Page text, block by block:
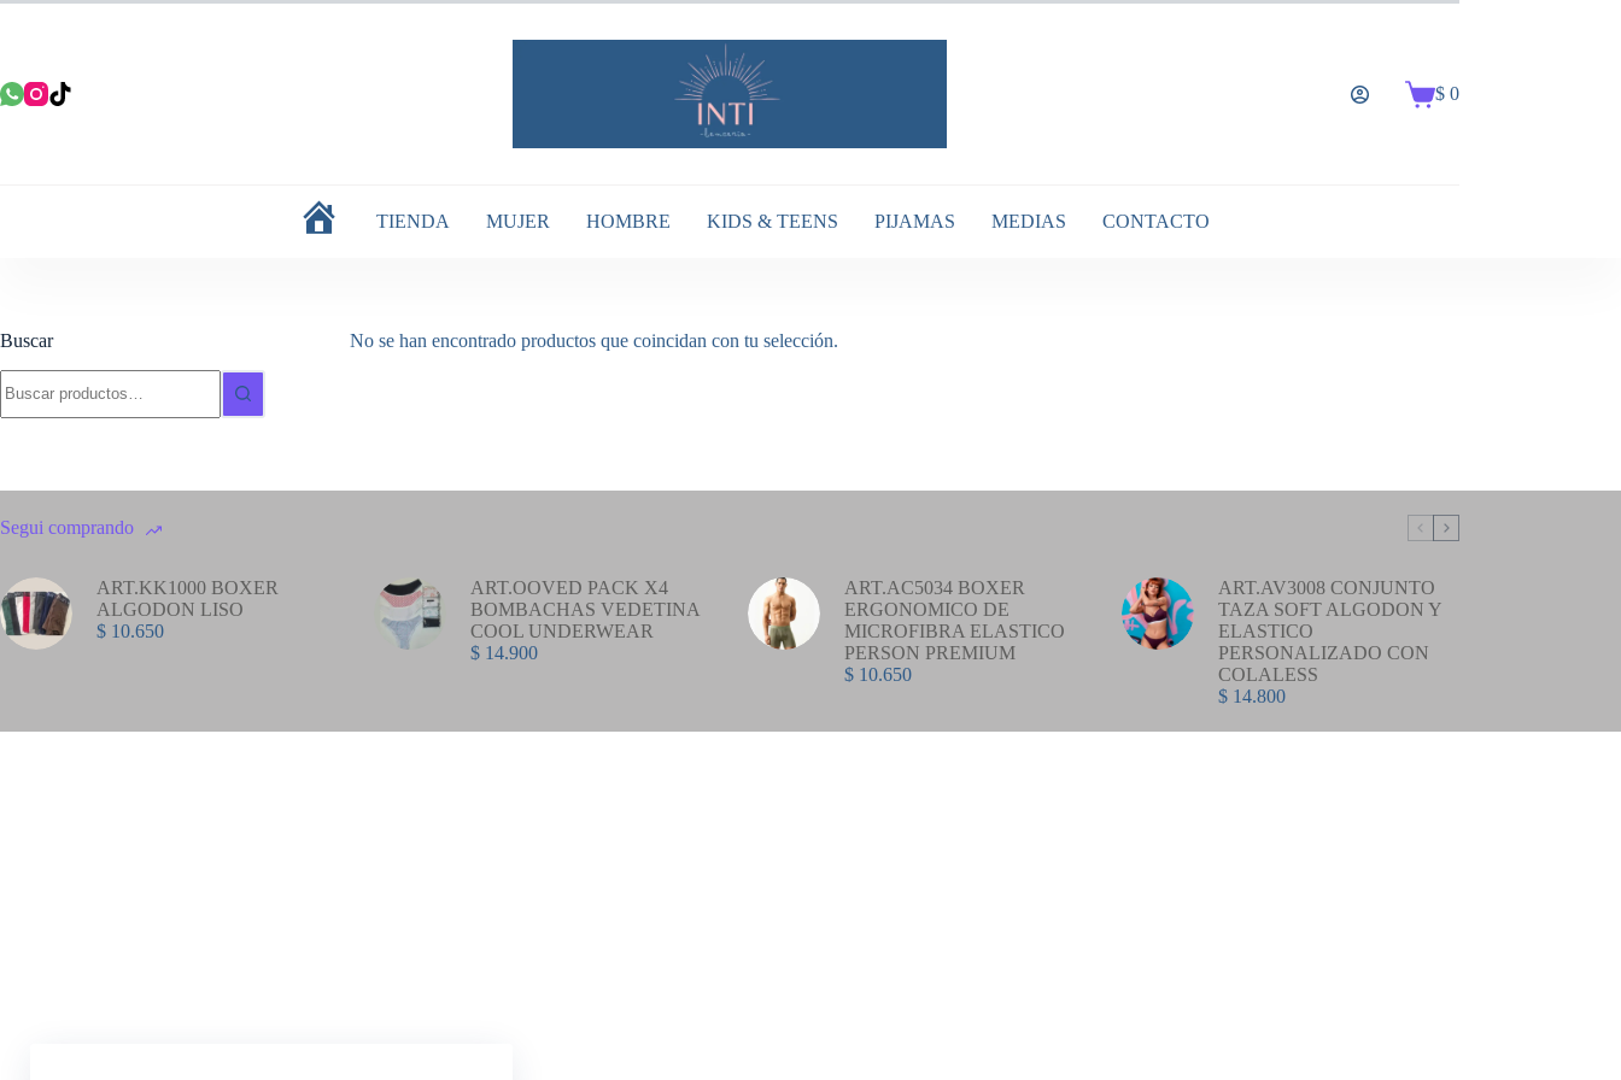
Saltar
Carro
$0
INICIO TIENDA MUJER HOMBRE KIDS & TEENS PIJAMAS MEDIAS CONTACTO
No se han encontrado productos que coincidan con tu selección.
Buscar
Segui comprando
ART.KK1000 BOXER
ALGODON LISO
$ 10.650
ART.OOVED PACK X4
BOMBACHAS VEDETINA
COOL UNDERWEAR
$14.900
ART.AC5034 BOXER
ERGONOMICO DE
MICROFIBRA ELASTICO
PERSON PREMIUM
$10.650
ART.AV3008 CONJUNTO
TAZA SOFT ALGODON Y
ELASTICO
PERSONALIZADO CON
COLALESS
$14.800